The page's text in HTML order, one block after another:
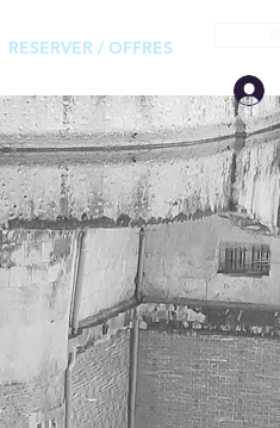
RESERVER / OFFRES